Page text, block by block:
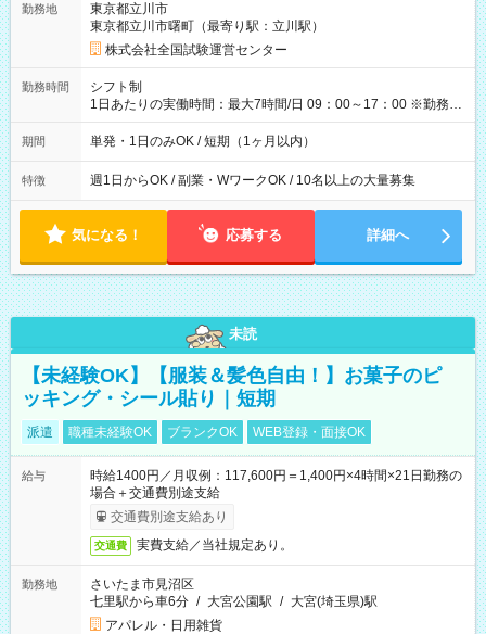
例】 ・河合塾模擬試験 8:30～17:30（休憩1時間） 時給1,300円
×8時間＝日収10,400円＋交通費 ※当日の役割により時給＋100
円の場合あり ・国家試験 7:00～13:30（休憩なし） 時給1,300
円（役割手当＋100円）×6時間＝日収8,400円＋交通費 【試用期
間】試用期間なし
勤務地
東京都立川市
東京都立川市曙町（最寄り駅：立川駅）
株式会社全国試験運営センター
勤務時間
シフト制
1日あたりの実働時間：最大7時間/日 09：00～17：00 ※勤務時
間は 試験により異なります。
期間 単発・1日のみOK / 短期（1ヶ月以内）
特徴 週1日からOK / 副業・WワークOK / 10名以上の大量募集
気になる！ 応募する 詳細へ
未読
【未経験OK】【服装＆髪色自由！】お菓子のピ
ッキング・シール貼り｜短期
派遣 職種未経験OK ブランクOK WEB登録・面接OK
給与
時給1400円／月収例：117,600円＝1,400円×4時間×21日勤務の
場合＋交通費別途支給
交通費別途支給あり
交通費 実費支給／当社規定あり。
勤務地
さいたま市見沼区
七里駅から車6分 / 大宮公園駅 / 大宮(埼玉県)駅
アパレル・日用雑貨